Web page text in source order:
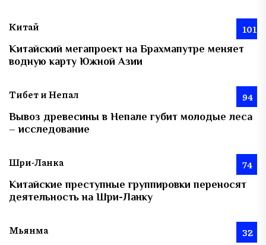
Китай 101
Китайский мегапроект на Брахмапутре меняет
водную карту Южной Азии
Тибет и Непал 94
Вывоз древесины в Непале губит молодые леса
– исследование
Шри-Ланка 74
Китайские преступные группировки переносят
деятельность на Шри-Ланку
Мьянма 32